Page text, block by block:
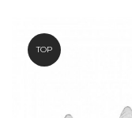
TOP